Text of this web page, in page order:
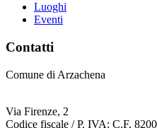
Luoghi
Eventi
Contatti
Comune di Arzachena
Via Firenze, 2
Codice fiscale / P. IVA: C.F.